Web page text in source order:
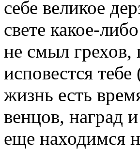
себе великое
свете какое-
не смыл грехов,
исповестся
жизнь есть
венцов, наград
еще находимся